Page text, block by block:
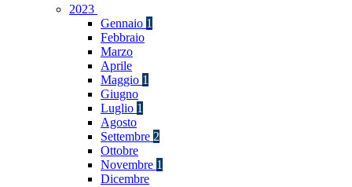
2023
Gennaio 1
Febbraio
Marzo
Aprile
Maggio 1
Giugno
Luglio 1
Agosto
Settembre 2
Ottobre
Novembre 1
Dicembre